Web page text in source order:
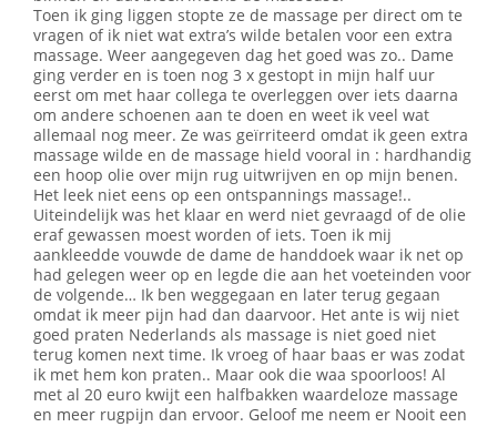
Toen ik ging liggen stopte ze de massage per direct om te
vragen of ik niet wat extra’s wilde betalen voor een extra
massage. Weer aangegeven dag het goed was zo.. Dame
ging verder en is toen nog 3 x gestopt in mijn half uur
eerst om met haar collega te overleggen over iets daarna
om andere schoenen aan te doen en weet ik veel wat
allemaal nog meer. Ze was geïrriteerd omdat ik geen extra
massage wilde en de massage hield vooral in : hardhandig
een hoop olie over mijn rug uitwrijven en op mijn benen.
Het leek niet eens op een ontspannings massage!..
Uiteindelijk was het klaar en werd niet gevraagd of de olie
eraf gewassen moest worden of iets. Toen ik mij
aankleedde vouwde de dame de handdoek waar ik net op
had gelegen weer op en legde die aan het voeteinden voor
de volgende… Ik ben weggegaan en later terug gegaan
omdat ik meer pijn had dan daarvoor. Het ante is wij niet
goed praten Nederlands als massage is niet goed niet
terug komen next time. Ik vroeg of haar baas er was zodat
ik met hem kon praten.. Maar ook die waa spoorloos! Al
met al 20 euro kwijt een halfbakken waardeloze massage
en meer rugpijn dan ervoor. Geloof me neem er Nooit een